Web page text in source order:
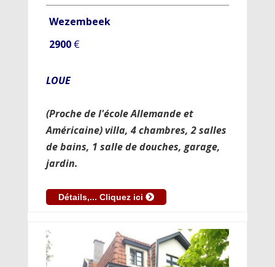
Wezembeek
2900€
LOUE
(Proche de l'école Allemande et
Américaine) villa, 4 chambres, 2 salles
de bains, 1 salle de douches, garage,
jardin.
Détails,... Cliquez ici